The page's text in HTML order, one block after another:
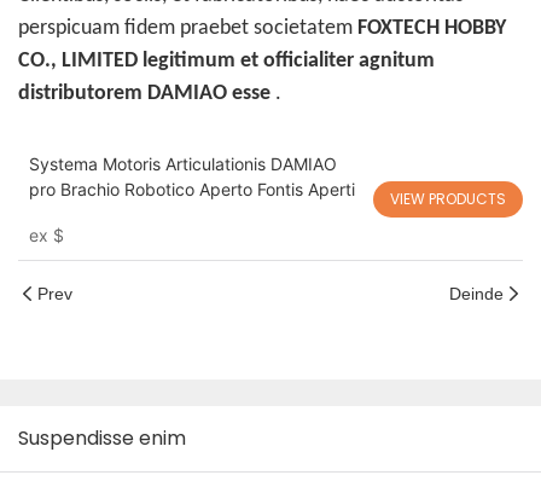
perspicuam fidem praebet societatem FOXTECH HOBBY
CO., LIMITED legitimum et officialiter agnitum
distributorem DAMIAO esse .
Systema Motoris Articulationis DAMIAO
pro Brachio Robotico Aperto Fontis Aperti
ex $
VIEW PRODUCTS
Prev Deinde
Suspendisse enim